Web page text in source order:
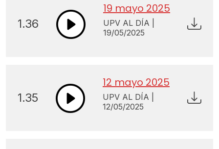
1.36
19 mayo 2025
UPV AL DÍA |
19/05/2025
1.35
12 mayo 2025
UPV AL DÍA |
12/05/2025